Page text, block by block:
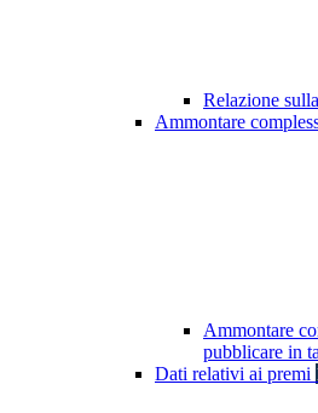
Relazione
Ammontare
Ammontare
pubblicare in
Dati relativi ai premi